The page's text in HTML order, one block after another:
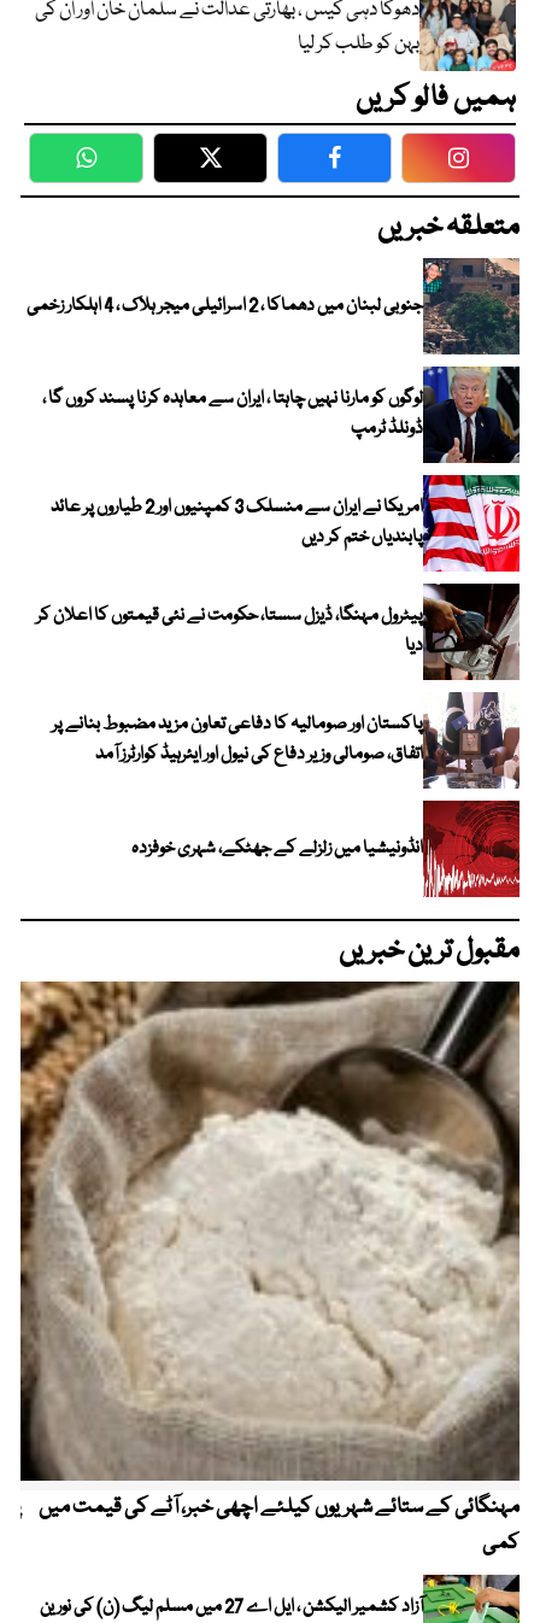
دھوکا دہی کیس ، بھارتی عدالت نے سلمان خان اور ان کی
بہن کو طلب کر لیا
ہمیں فالو کریں
WhatsApp Twitter Facebook
متعلقہ خبریں
جنوبی لبنان میں دھماکا ، 2 اسرائیلی میجر ہلاک ، 4 اہلکار زخمی
لوگوں کو مارنا نہیں چاہتا ، ایران سے معاہدہ کرنا پسند کروں گا ،
ڈونلڈ ٹرمپ
امریکا نے ایران سے منسلک 3 کمپنیوں اور 2 طیاروں پر عائد
پابندیاں ختم کر دیں
پیٹرول مہنگا، ڈیزل سستا، حکومت نے نئی قیمتوں کا اعلان کر
دیا
پاکستان اور صومالیہ کا دفاعی تعاون مزید مضبوط بنانے پر
اتفاق، صومالی وزیر دفاع کی نیول اور ایئرہیڈ کوارٹرز آمد
انڈونیشیا میں زلزلے کے جھٹکے، شہری خوفزدہ
مقبول ترین خبریں
مہنگائی کے ستائے شہریوں کیلئے اچھی خبر، آٹے کی قیمت میں
کمی
آزاد کشمیر الیکشن ، ایل اے 27 میں مسلم لیگ (ن) کی نورین